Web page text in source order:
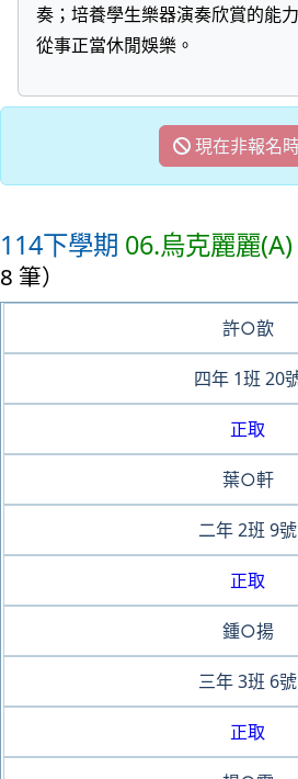
奏；培養學生樂器演奏欣賞的能
從事正當休閒娛樂。
現在非報名
114下學期 06.烏克麗麗(A)
8 筆）
許○歆
四年 1班 20
正取
葉○軒
二年2班 9號
正取
鍾○揚
三年3班 6號
正取